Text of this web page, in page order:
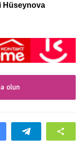
Hüseynova
olun